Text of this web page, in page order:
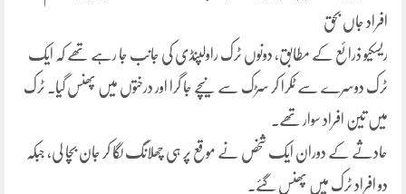
افراد جاں بحق
ریسکیو ذرائع کے مطابق، دونوں ٹرک راولپنڈی کی جانب جا رہے تھے کہ ایک
ٹرک دوسرے سے ٹکرا کر سڑک سے نیچے جا گرا اور درختوں میں پھنس گیا۔ ٹرک
میں تین افراد سوار تھے۔
حادثے کے دوران ایک شخص نے موقع پر ہی چھلانگ لگا کر جان بچا لی، جبکہ
دو افراد ٹرک میں پھنس گئے۔